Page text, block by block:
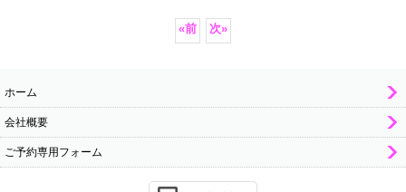
«前 次»
ホーム
会社概要
ご予約専用フォーム